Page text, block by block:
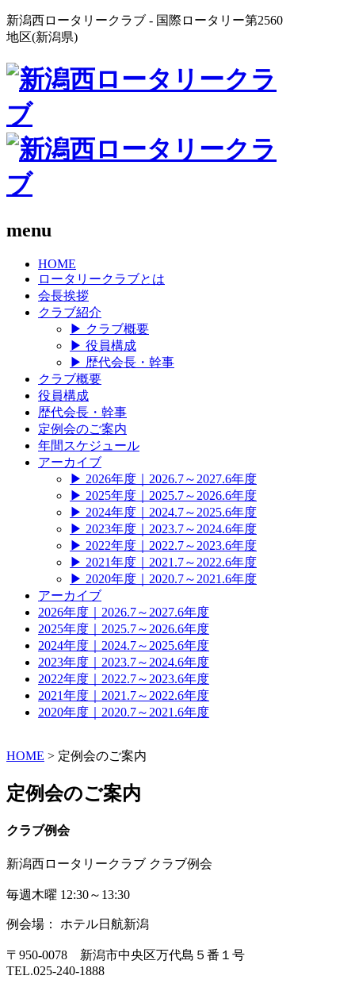
新潟西ロータリークラブ - 国際ロータリー第2560
地区(新潟県)
menu
HOME
ロータリークラブとは
会長挨拶
クラブ紹介
▶ クラブ概要
▶ 役員構成
▶ 歴代会長・幹事
クラブ概要
役員構成
歴代会長・幹事
定例会のご案内
年間スケジュール
アーカイブ
▶ 2026年度｜2026.7～2027.6年度
▶ 2025年度｜2025.7～2026.6年度
▶ 2024年度｜2024.7～2025.6年度
▶ 2023年度｜2023.7～2024.6年度
▶ 2022年度｜2022.7～2023.6年度
▶ 2021年度｜2021.7～2022.6年度
▶ 2020年度｜2020.7～2021.6年度
アーカイブ
2026年度｜2026.7～2027.6年度
2025年度｜2025.7～2026.6年度
2024年度｜2024.7～2025.6年度
2023年度｜2023.7～2024.6年度
2022年度｜2022.7～2023.6年度
2021年度｜2021.7～2022.6年度
2020年度｜2020.7～2021.6年度
HOME > 定例会のご案内
定例会のご案内
クラブ例会
新潟西ロータリークラブ クラブ例会
毎週木曜 12:30～13:30
例会場： ホテル日航新潟
〒950-0078 新潟市中央区万代島５番１号
TEL.025-240-1888